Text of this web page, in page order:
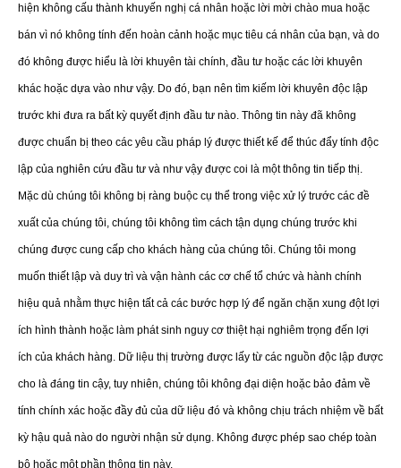
hiện không cấu thành khuyến nghị cá nhân hoặc lời mời chào mua hoặc
bán vì nó không tính đến hoàn cảnh hoặc mục tiêu cá nhân của bạn, và do
đó không được hiểu là lời khuyên tài chính, đầu tư hoặc các lời khuyên
khác hoặc dựa vào như vậy. Do đó, bạn nên tìm kiếm lời khuyên độc lập
trước khi đưa ra bất kỳ quyết định đầu tư nào. Thông tin này đã không
được chuẩn bị theo các yêu cầu pháp lý được thiết kế để thúc đẩy tính độc
lập của nghiên cứu đầu tư và như vậy được coi là một thông tin tiếp thị.
Mặc dù chúng tôi không bị ràng buộc cụ thể trong việc xử lý trước các đề
xuất của chúng tôi, chúng tôi không tìm cách tận dụng chúng trước khi
chúng được cung cấp cho khách hàng của chúng tôi. Chúng tôi mong
muốn thiết lập và duy trì và vận hành các cơ chế tổ chức và hành chính
hiệu quả nhằm thực hiện tất cả các bước hợp lý để ngăn chặn xung đột lợi
ích hình thành hoặc làm phát sinh nguy cơ thiệt hại nghiêm trọng đến lợi
ích của khách hàng. Dữ liệu thị trường được lấy từ các nguồn độc lập được
cho là đáng tin cậy, tuy nhiên, chúng tôi không đại diện hoặc bảo đảm về
tính chính xác hoặc đầy đủ của dữ liệu đó và không chịu trách nhiệm về bất
kỳ hậu quả nào do người nhận sử dụng. Không được phép sao chép toàn
bộ hoặc một phần thông tin này.